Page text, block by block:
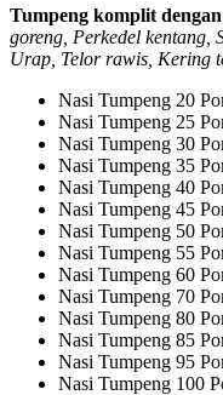
Tumpeng komplit
goreng, Perkedel kentang,
Urap, Telor rawis, Kering
Nasi Tumpeng 20
Nasi Tumpeng 25
Nasi Tumpeng 30
Nasi Tumpeng 35
Nasi Tumpeng 40
Nasi Tumpeng 45
Nasi Tumpeng 50
Nasi Tumpeng 55
Nasi Tumpeng 60
Nasi Tumpeng 70
Nasi Tumpeng 80
Nasi Tumpeng 85
Nasi Tumpeng 95
Nasi Tumpeng 100